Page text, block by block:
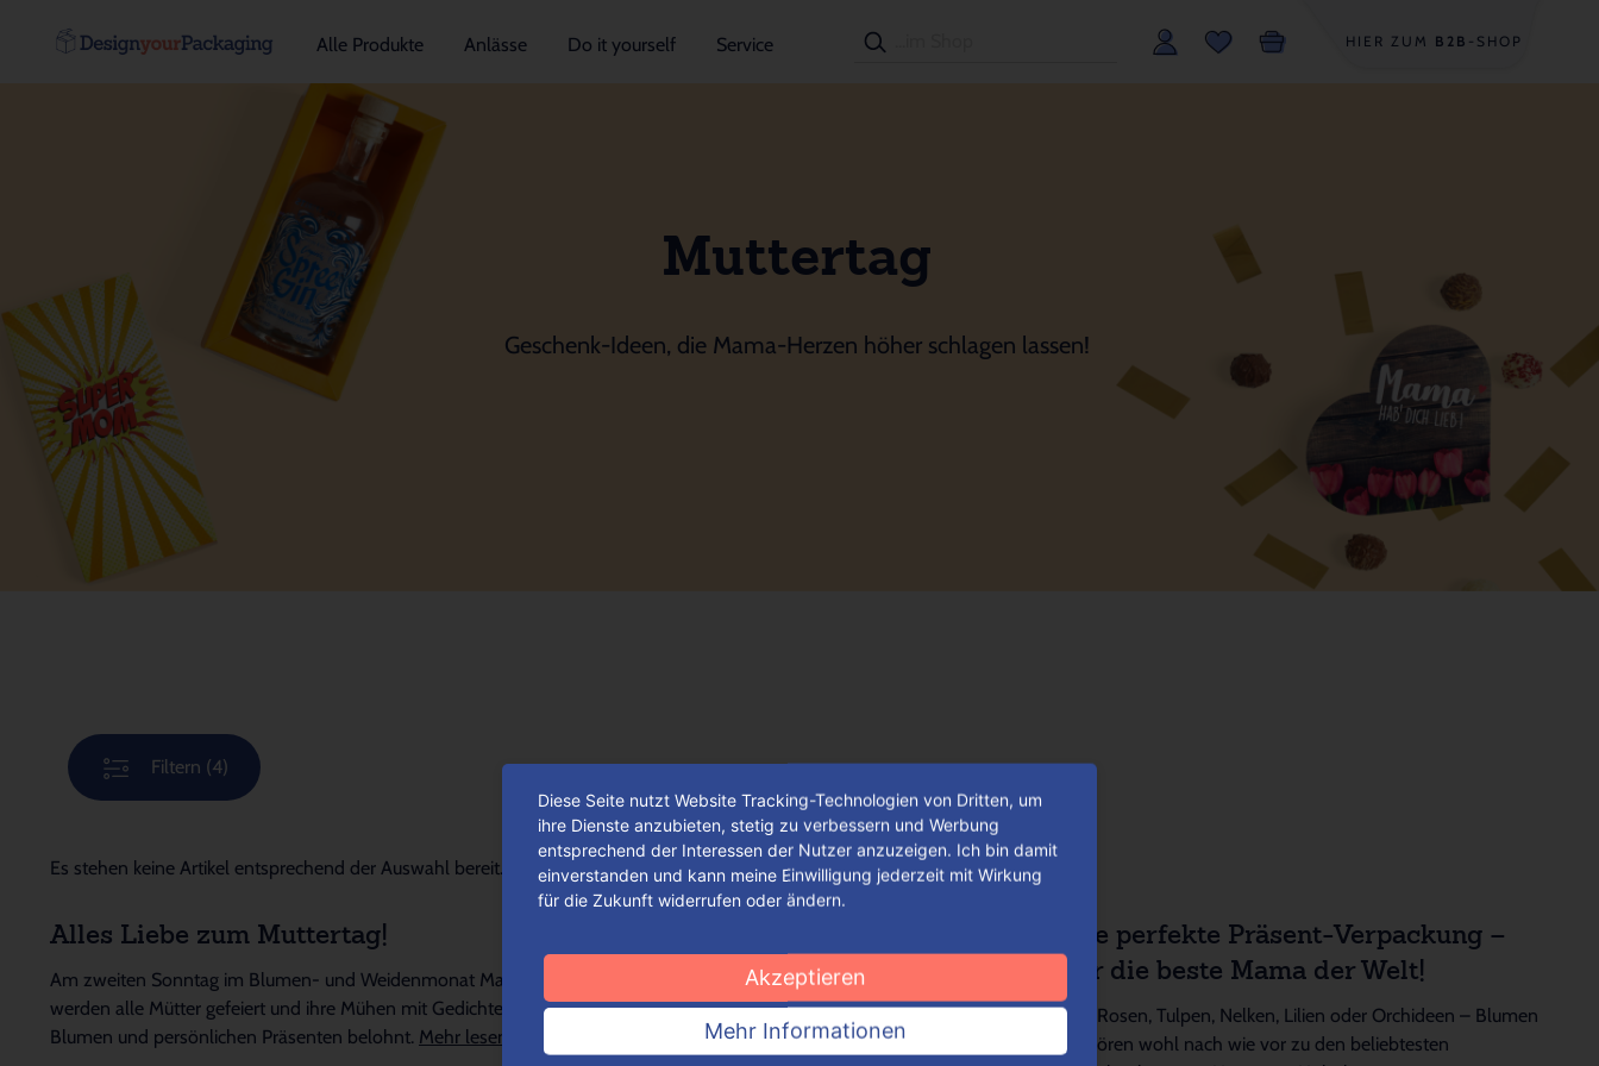
Alle Produkte Anlässe Do it yourself Service HIER ZUM B2B -SHOP
Muttertag
Geschenk-Ideen, die Mama-Herzen höher schlagen lassen!
Filtern (4)
Es stehen keine Artikel entsprechend der Auswahl bereit.
Alles Liebe zum Muttertag!
Am zweiten Sonntag im Blumen- und Weidenmonat Mai
werden alle Mütter gefeiert und ihre Mühen mit Gedichten,
Blumen und persönlichen Präsenten belohnt. Mehr lesen
Ehren aller Frauen mit
amerikanischem Ursprung
Obwohl bereits die alten Griechen ein Fest zu Ehren der
Die perfekte Präsent-Verpackung –
für die beste Mama der Welt!
Ob Rosen, Tulpen, Nelken, Lilien oder Orchideen – Blumen
gehören wohl nach wie vor zu den beliebtesten
Diese Seite nutzt Website Tracking-Technologien von Dritten, um
ihre Dienste anzubieten, stetig zu verbessern und Werbung
entsprechend der Interessen der Nutzer anzuzeigen. Ich bin damit
einverstanden und kann meine Einwilligung jederzeit mit Wirkung
für die Zukunft widerrufen oder ändern.
Akzeptieren
Mehr Informationen